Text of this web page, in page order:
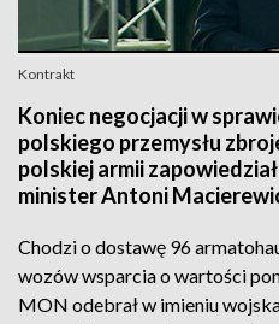
Kontrakt
Koniec negocjacji w
polskiego przemysłu
polskiej armii
minister Antoni
Chodzi o dostawę 96
wozów wsparcia o wartości
MON odebrał w imieniu